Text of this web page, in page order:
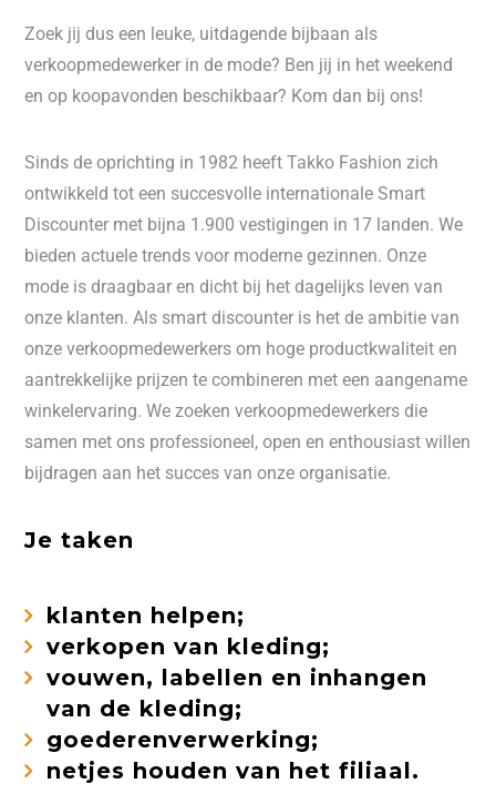
Zoek jij dus een leuke, uitdagende bijbaan als
verkoopmedewerker in de mode? Ben jij in het weekend
en op koopavonden beschikbaar? Kom dan bij ons!
Sinds de oprichting in 1982 heeft Takko Fashion zich
ontwikkeld tot een succesvolle internationale Smart
Discounter met bijna 1.900 vestigingen in 17 landen. We
bieden actuele trends voor moderne gezinnen. Onze
mode is draagbaar en dicht bij het dagelijks leven van
onze klanten. Als smart discounter is het de ambitie van
onze verkoopmedewerkers om hoge productkwaliteit en
aantrekkelijke prijzen te combineren met een aangename
winkelervaring. We zoeken verkoopmedewerkers die
samen met ons professioneel, open en enthousiast willen
bijdragen aan het succes van onze organisatie.
Je taken
klanten helpen;
verkopen van kleding;
vouwen, labellen en inhangen
van de kleding;
goederenverwerking;
netjes houden van het filiaal.